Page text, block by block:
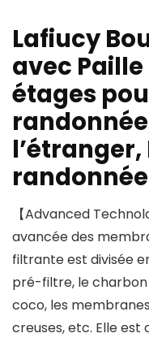
Lafiucy
avec
étages
l’étranger,
randonnée
【Advanced
avancée des
filtrante est divisée
pré-filtre, le charbon
coco, les
creuses, etc. Elle est